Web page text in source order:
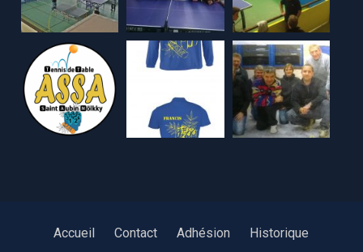
Accueil Contact Adhésion Historique